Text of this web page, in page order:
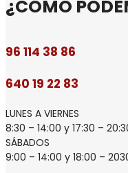
¿CÓMO
96 114 38 86
640 19 22 83
LUNES A VIERNES
8:30 – 14:00 y 17:30 –
SÁBADOS
9:00 – 14:00 y 18:00 –